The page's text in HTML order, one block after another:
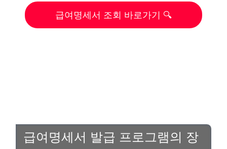
급여명세서 조회 바로가기 🔍
급여명세서 발급 프로그램의 장